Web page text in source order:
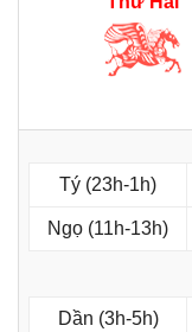
Tý (23h-1h)
Ngọ (11h-13h)
Dần (3h-5h)